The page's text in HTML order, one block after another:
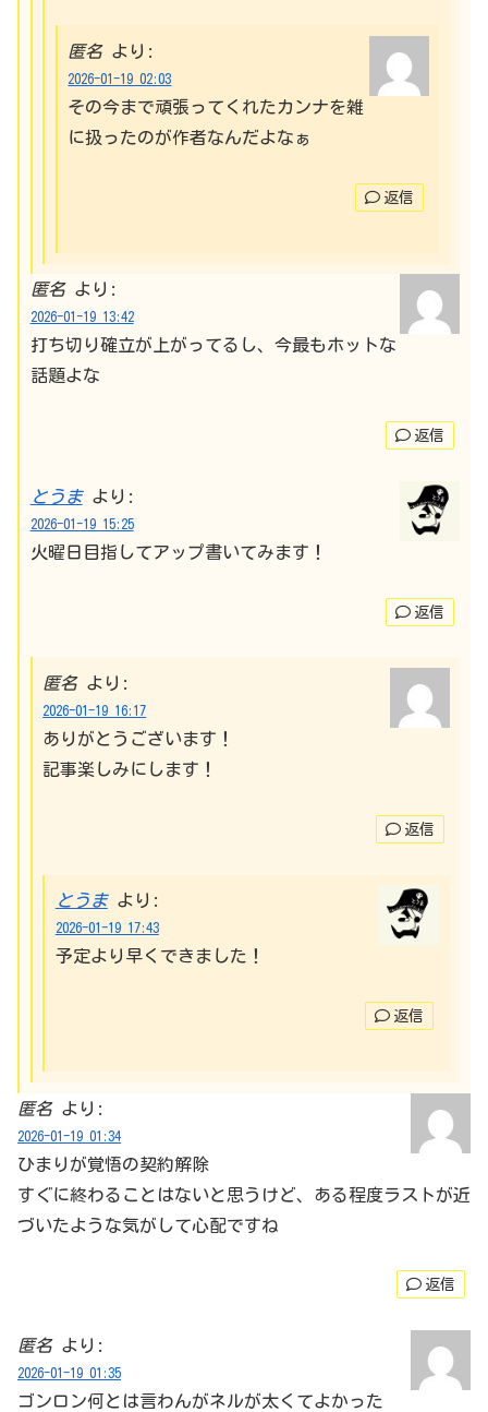
匿名 より:
2026-01-19 02:03
その今まで頑張ってくれたカンナを雑
に扱ったのが作者なんだよなぁ
返信
匿名 より:
2026-01-19 13:42
打ち切り確立が上がってるし、今最もホットな
話題よな
返信
とうま より:
2026-01-19 15:25
火曜日目指してアップ書いてみます！
返信
匿名 より:
2026-01-19 16:17
ありがとうございます！
記事楽しみにします！
返信
とうま より:
2026-01-19 17:43
予定より早くできました！
返信
匿名 より:
2026-01-19 01:34
ひまりが覚悟の契約解除
すぐに終わることはないと思うけど、ある程度ラストが近
づいたような気がして心配ですね
返信
匿名 より:
2026-01-19 01:35
ゴンロン何とは言わんがネルが太くてよかった